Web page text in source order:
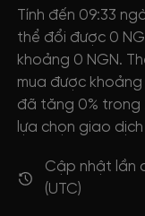
Tính đến 09:33
thể đổi được 0
khoảng 0 NGN.
mua được khoảng
đã tăng 0% trong
lựa chọn giao dịch
Cập nhật lần
(UTC)